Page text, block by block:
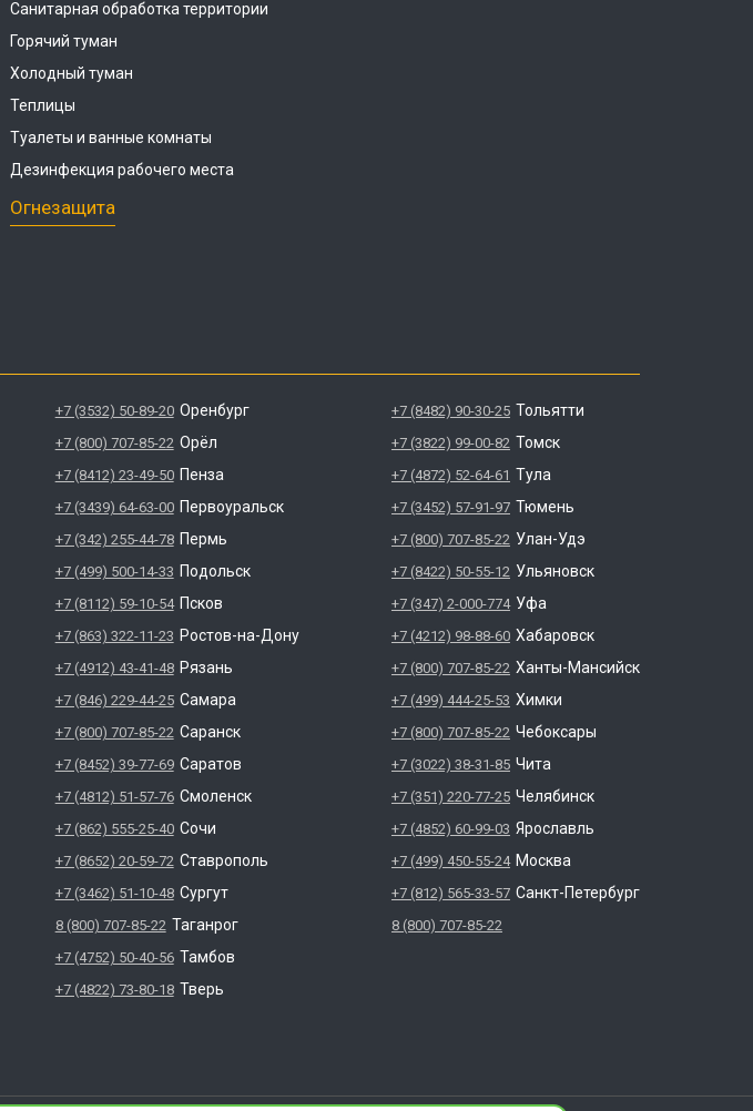
Санитарная обработка территории
Горячий туман
Холодный туман
Теплицы
Туалеты и ванные комнаты
Дезинфекция рабочего места
Огнезащита
+7 (3532) 50-89-20 Оренбург
+7 (800) 707-85-22 Орёл
+7 (8412) 23-49-50 Пенза
+7 (3439) 64-63-00 Первоуральск
+7 (342) 255-44-78 Пермь
+7 (499) 500-14-33 Подольск
+7 (8112) 59-10-54 Псков
+7 (863) 322-11-23 Ростов-на-Дону
+7 (4912) 43-41-48 Рязань
+7 (846) 229-44-25 Самара
+7 (800) 707-85-22 Саранск
+7 (8452) 39-77-69 Саратов
+7 (4812) 51-57-76 Смоленск
+7 (862) 555-25-40 Сочи
+7 (8652) 20-59-72 Ставрополь
+7 (3462) 51-10-48 Сургут
8 (800) 707-85-22 Таганрог
+7 (4752) 50-40-56 Тамбов
+7 (4822) 73-80-18 Тверь
+7 (8482) 90-30-25 Тольятти
+7 (3822) 99-00-82 Томск
+7 (4872) 52-64-61 Тула
+7 (3452) 57-91-97 Тюмень
+7 (800) 707-85-22 Улан-Удэ
+7 (8422) 50-55-12 Ульяновск
+7 (347) 2-000-774 Уфа
+7 (4212) 98-88-60 Хабаровск
+7 (800) 707-85-22 Ханты-Мансийск
+7 (499) 444-25-53 Химки
+7 (800) 707-85-22 Чебоксары
+7 (3022) 38-31-85 Чита
+7 (351) 220-77-25 Челябинск
+7 (4852) 60-99-03 Ярославль
+7 (499) 450-55-24 Москва
+7 (812) 565-33-57 Санкт-Петербург
8 (800) 707-85-22